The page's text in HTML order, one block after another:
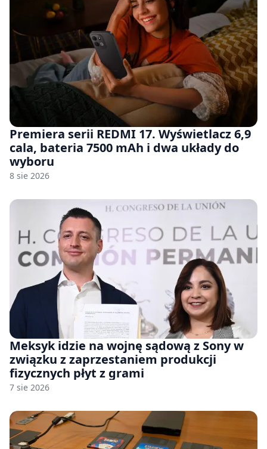
Premiera serii REDMI 17. Wyświetlacz 6,9
cala, bateria 7500 mAh i dwa układy do
wyboru
8 sie 2026
Meksyk idzie na wojnę sądową z Sony w
związku z zaprzestaniem produkcji
fizycznych płyt z grami
7 sie 2026